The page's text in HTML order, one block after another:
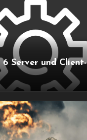
6 Server und Client-